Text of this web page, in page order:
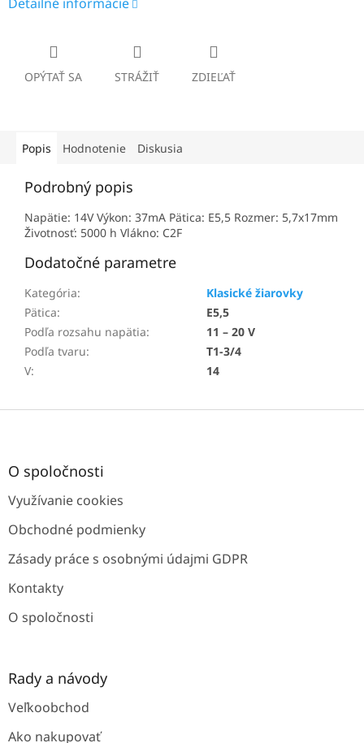
Detailné informácie
OPÝTAŤ SA STRÁŽIŤ ZDIEĽAŤ
Popis Hodnotenie Diskusia
Podrobný popis
Napätie: 14V Výkon: 37mA Pätica: E5,5 Rozmer: 5,7x17mm
Životnosť: 5000 h Vlákno: C2F
Dodatočné parametre
Kategória:
Klasické žiarovky
Pätica:
E5,5
Podľa rozsahu napätia:
11 – 20 V
Podľa tvaru:
T1-3/4
V: 14
Z
O spoločnosti
Využívanie cookies
Obchodné podmienky
Zásady práce s osobnými údajmi GDPR
Kontakty
O spoločnosti
Rady a návody
Veľkoobchod
Ako nakupovať